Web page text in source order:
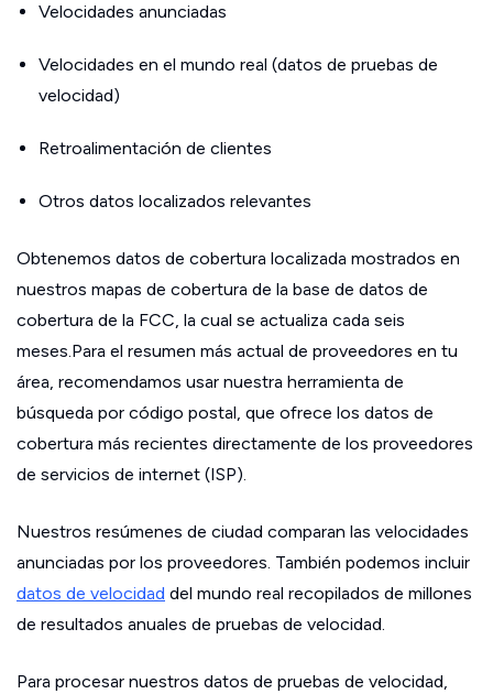
Velocidades anunciadas
Velocidades en el mundo real (datos de pruebas de
velocidad)
Retroalimentación de clientes
Otros datos localizados relevantes
Obtenemos datos de cobertura localizada mostrados en
nuestros mapas de cobertura de la base de datos de
cobertura de la FCC, la cual se actualiza cada seis
meses.Para el resumen más actual de proveedores en tu
área, recomendamos usar nuestra herramienta de
búsqueda por código postal, que ofrece los datos de
cobertura más recientes directamente de los proveedores
de servicios de internet (ISP).
Nuestros resúmenes de ciudad comparan las velocidades
anunciadas por los proveedores. También podemos incluir
datos de velocidad del mundo real recopilados de millones
de resultados anuales de pruebas de velocidad.
Para procesar nuestros datos de pruebas de velocidad,